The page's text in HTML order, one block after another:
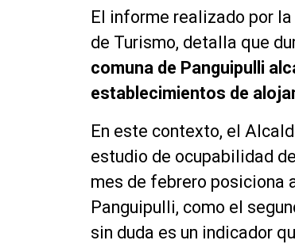
El informe realizado por
de Turismo, detalla que
comuna de Panguipulli
establecimientos de
En este contexto, el
estudio de ocupabilidad
mes de febrero posiciona
Panguipulli, como el
sin duda es un indicador